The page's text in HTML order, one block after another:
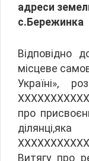
адреси
с.Бережинка
Відповідно
місцеве
Україні»,
про
Витягу про